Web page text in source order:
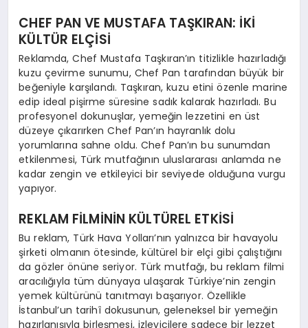
CHEF PAN VE MUSTAFA TAŞKIRAN: İKİ
KÜLTÜR ELÇİSİ
Reklamda, Chef Mustafa Taşkıran’ın titizlikle hazırladığı
kuzu çevirme sunumu, Chef Pan tarafından büyük bir
beğeniyle karşılandı. Taşkıran, kuzu etini özenle marine
edip ideal pişirme süresine sadık kalarak hazırladı. Bu
profesyonel dokunuşlar, yemeğin lezzetini en üst
düzeye çıkarırken Chef Pan’ın hayranlık dolu
yorumlarına sahne oldu. Chef Pan’ın bu sunumdan
etkilenmesi, Türk mutfağının uluslararası anlamda ne
kadar zengin ve etkileyici bir seviyede olduğuna vurgu
yapıyor.
REKLAM FİLMİNİN KÜLTÜREL ETKİSİ
Bu reklam, Türk Hava Yolları’nın yalnızca bir havayolu
şirketi olmanın ötesinde, kültürel bir elçi gibi çalıştığını
da gözler önüne seriyor. Türk mutfağı, bu reklam filmi
aracılığıyla tüm dünyaya ulaşarak Türkiye’nin zengin
yemek kültürünü tanıtmayı başarıyor. Özellikle
İstanbul’un tarihî dokusunun, geleneksel bir yemeğin
hazırlanışıyla birleşmesi, izleyicilere sadece bir lezzet